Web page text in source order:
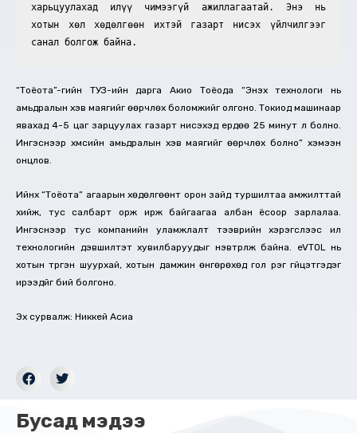
харьцуулахад илүү чимээгүй ажиллагаатай. Энэ нь
хотын хөл хөдөлгөөн ихтэй газарт нисэх үйлчилгээг
санал болгож байна.
“Тоёота”-гийн ТУЗ-ийн дарга Акио Тоёода “Энэхүү технологи нь
амьдралын хэв маягийг өөрчлөх боломжийг олгоно. Токиод машинаар
явахад 4-5 цаг зарцуулах газарт нисэхэд ердөө 25 минут л болно.
Ингэснээр хүмүүсийн амьдралын хэв маягийг өөрчлөх болно” хэмээн
онцлов.
Ийнхүү “Тоёота” агаарын хөдөлгөөнт орон зайд туршилтаа амжилттай
хийж, тус салбарт орж ирж байгаагаа албан ёсоор зарлалаа.
Ингэснээр тус компанийн уламжлалт тээврийн хэрэгслээс илүү
технологийн дэвшилтэт хувилбаруудыг нэвтрүүлж байна. eVTOL нь
хотын түргэн шуурхай, хотын дамжин өнгөрөхөд гол үүрэг гүйцэтгэдэг
ирээдүйг бий болгоно.
Эх сурвалж: Никкей Асиа
Бусад мэдээ